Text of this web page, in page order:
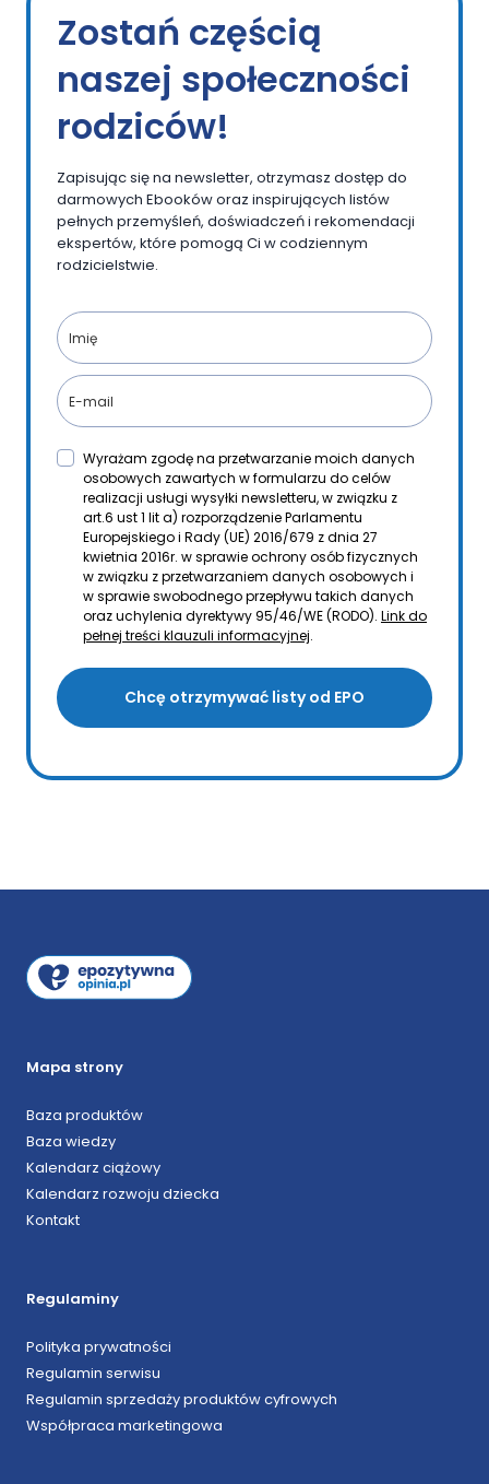
Zostań częścią
naszej społeczności
rodziców!
Zapisując się na newsletter, otrzymasz dostęp do
darmowych Ebooków oraz inspirujących listów
pełnych przemyśleń, doświadczeń i rekomendacji
ekspertów, które pomogą Ci w codziennym
rodzicielstwie.
Wyrażam zgodę na przetwarzanie moich danych
osobowych zawartych w formularzu do celów
realizacji usługi wysyłki newsletteru, w związku z
art.6 ust 1 lit a) rozporządzenie Parlamentu
Europejskiego i Rady (UE) 2016/679 z dnia 27
kwietnia 2016r. w sprawie ochrony osób fizycznych
w związku z przetwarzaniem danych osobowych i
w sprawie swobodnego przepływu takich danych
oraz uchylenia dyrektywy 95/46/WE (RODO). Link do
pełnej treści klauzuli informacyjnej.
Chcę otrzymywać listy od EPO
Mapa strony
Baza produktów
Baza wiedzy
Kalendarz ciążowy
Kalendarz rozwoju dziecka
Kontakt
Regulaminy
Polityka prywatności
Regulamin serwisu
Regulamin sprzedaży produktów cyfrowych
Współpraca marketingowa